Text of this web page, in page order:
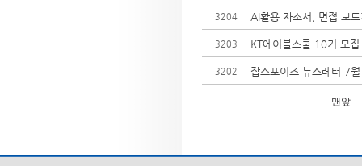
3204 AI활용 자소서, 면접 보
3203 KT에이블스쿨 10기 모집
3202 잡스포이즈 뉴스레터 7
맨앞